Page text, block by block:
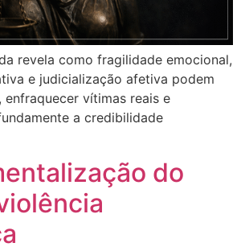
revela como fragilidade emocional,
e judicialização afetiva podem
vítimas reais e
a credibilidade
do